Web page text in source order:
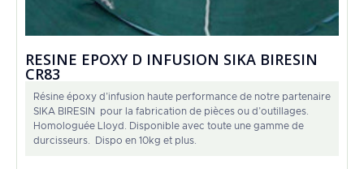
RESINE EPOXY D INFUSION SIKA BIRESIN
CR83
Résine époxy d’infusion haute performance de notre partenaire
SIKA BIRESIN pour la fabrication de pièces ou d’outillages.
Homologuée Lloyd. Disponible avec toute une gamme de
durcisseurs. Dispo en 10kg et plus.